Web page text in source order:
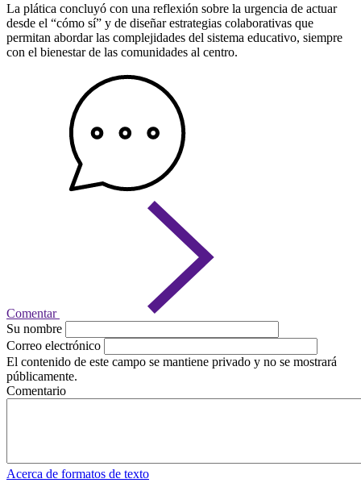
La plática concluyó con una reflexión sobre la urgencia de actuar
desde el “cómo sí” y de diseñar estrategias colaborativas que
permitan abordar las complejidades del sistema educativo, siempre
con el bienestar de las comunidades al centro.
Comentar
Su nombre
Correo electrónico
El contenido de este campo se mantiene privado y no se mostrará
públicamente.
Comentario
Acerca de formatos de texto